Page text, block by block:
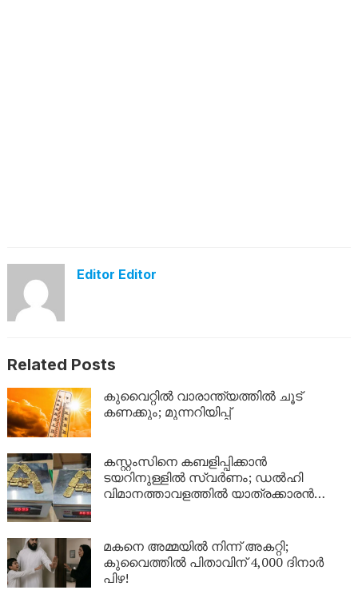
Editor Editor
Related Posts
കുവൈറ്റിൽ വാരാന്ത്യത്തിൽ ചൂട്
കണക്കും; മുന്നറിയിപ്പ്
കസ്റ്റംസിനെ കബളിപ്പിക്കാൻ
ടയറിനുള്ളിൽ സ്വർണം; ഡൽഹി
വിമാനത്താവളത്തിൽ യാത്രക്കാരൻ
മകനെ അമ്മയിൽ നിന്ന് അകറ്റി;
കുവൈത്തിൽ പിതാവിന് 4,000 ദിനാർ
പിഴ!